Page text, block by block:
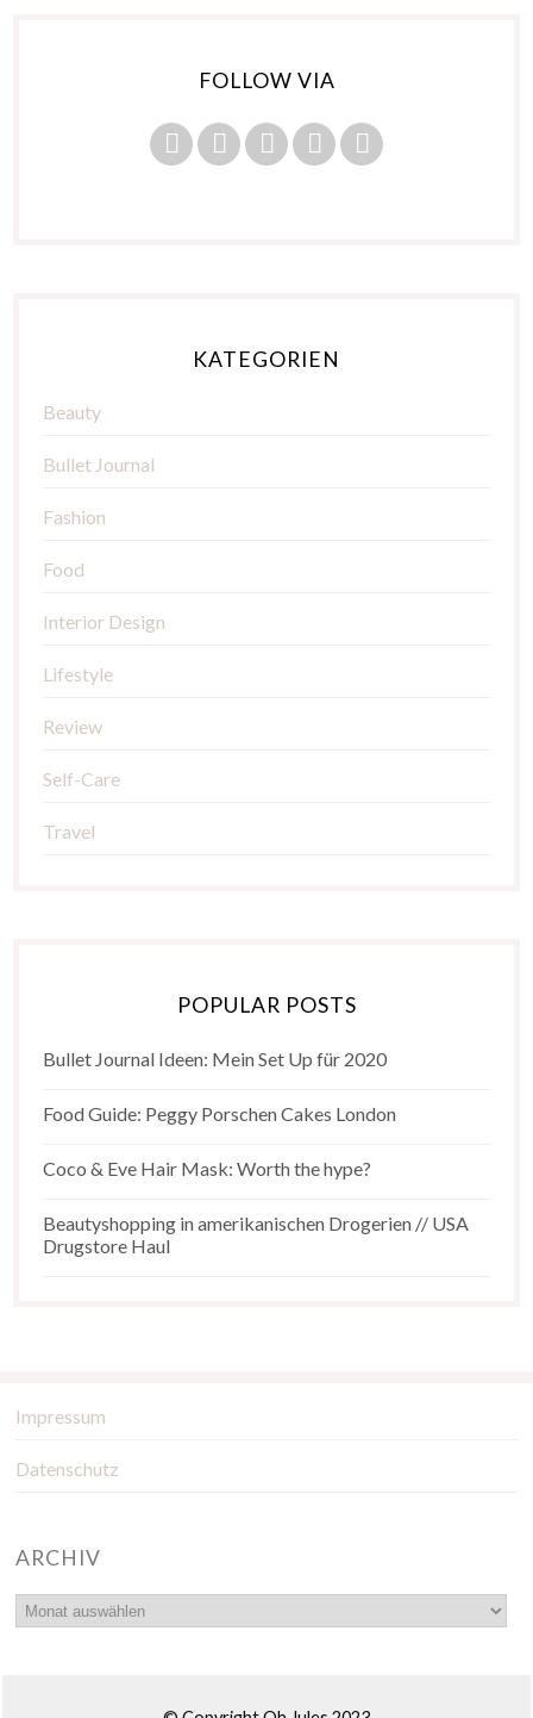
FOLLOW VIA
KATEGORIEN
Beauty
Bullet Journal
Fashion
Food
Interior Design
Lifestyle
Review
Self-Care
Travel
POPULAR POSTS
Bullet Journal Ideen: Mein Set Up für 2020
Food Guide: Peggy Porschen Cakes London
Coco & Eve Hair Mask: Worth the hype?
Beautyshopping in amerikanischen Drogerien // USA
Drugstore Haul
Impressum
Datenschutz
ARCHIV